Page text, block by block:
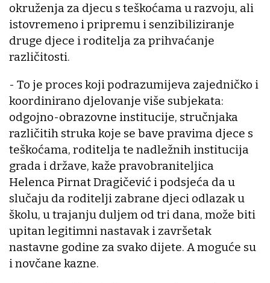
okruženja za djecu s teškoćama u razvoju, ali
istovremeno i pripremu i senzibiliziranje
druge djece i roditelja za prihvaćanje
različitosti.
- To je proces koji podrazumijeva zajedničko i
koordinirano djelovanje više subjekata:
odgojno-obrazovne institucije, stručnjaka
različitih struka koje se bave pravima djece s
teškoćama, roditelja te nadležnih institucija
grada i države, kaže pravobraniteljica
Helenca Pirnat Dragičević i podsjeća da u
slučaju da roditelji zabrane djeci odlazak u
školu, u trajanju duljem od tri dana, može biti
upitan legitimni nastavak i završetak
nastavne godine za svako dijete. A moguće su
i novčane kazne.